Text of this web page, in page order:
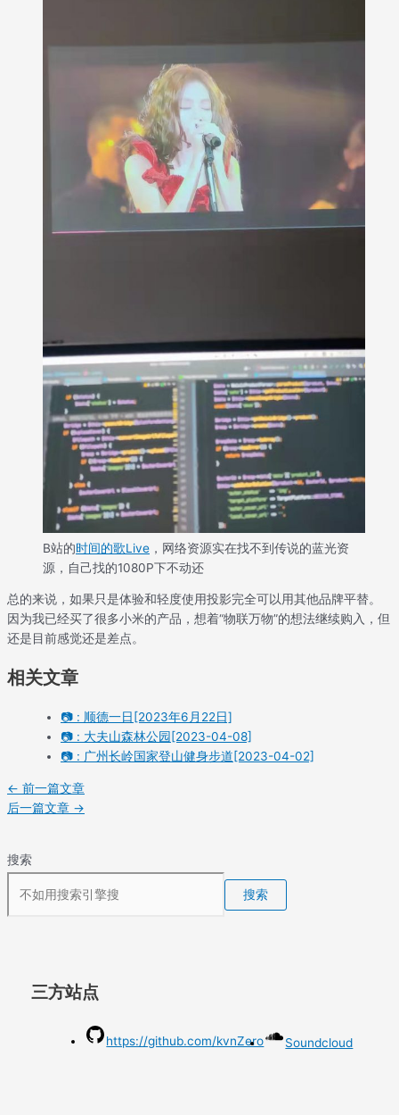
B站的时间的歌Live ，网络资源实在找不到传说的蓝光资
源，自己找的1080P下不动还
总的来说，如果只是体验和轻度使用投影完全可以用其他品牌平替。
因为我已经买了很多小米的产品，想着“物联万物”的想法继续购入，但
还是目前感觉还是差点。
相关文章
📷 : 顺德一日[2023年6月22日]
📷 : 大夫山森林公园[2023-04-08]
📷 : 广州长岭国家登山健身步道[2023-04-02]
← 前一篇文章
后一篇文章 →
搜索
搜索
三方站点
https://github.com/kvnZero Soundcloud